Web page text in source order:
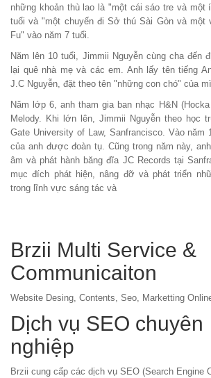
những khoản thù lao là "một cái sáo tre và một
tuổi và "một chuyến đi Sở thú Sài Gòn và một
Fu" vào năm 7 tuổi.
Năm lên 10 tuổi, Jimmii Nguyễn cùng cha đến
lại quê nhà mẹ và các em. Anh lấy tên tiếng
J.C Nguyễn, đặt theo tên "những con chó" của
Năm lớp 6, anh tham gia ban nhạc H&N
Melody. Khi lớn lên, Jimmii Nguyễn theo học
Gate University of Law, Sanfrancisco. Vào năm
của anh được đoàn tụ. Cũng trong năm này,
âm và phát hành băng đĩa JC Records tại
mục đích phát hiện, nâng đỡ và phát triển
trong lĩnh vực sáng tác và
Brzii Multi Service &
Communicaiton
Website Desing, Contents, Seo, Marketting
Dịch vụ SEO chuyên
nghiệp
Brzii cung cấp các dịch vụ SEO (Search Engine